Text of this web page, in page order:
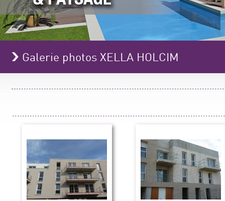
Galerie photos XELLA HOLCIM